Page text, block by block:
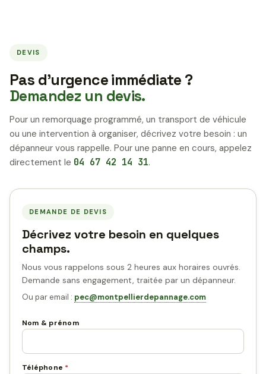
DEVIS
Pas d’urgence immédiate ?
Demandez un devis.
Pour un remorquage programmé, un transport de véhicule
ou une intervention à organiser, décrivez votre besoin : un
dépanneur vous rappelle. Pour une panne en cours, appelez
directement le 04 67 42 14 31.
DEMANDE DE DEVIS
Décrivez votre besoin en quelques
champs.
Nous vous rappelons sous 2 heures aux horaires ouvrés.
Demande sans engagement, traitée par un dépanneur.
Ou par email : pec@montpellierdepannage.com
Nom & prénom
Téléphone *